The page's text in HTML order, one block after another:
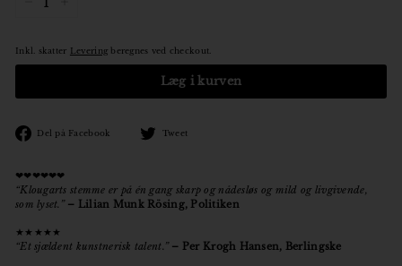
Inkl. skatter Levering beregnes ved checkout.
Læg i kurven
Del på Facebook
Den
Tweet
❤❤❤❤❤❤
“Klougarts stemme er på én gang skarp og nådesløs og mild og livgivende,
som lyset.” – Lilian Munk Rösing, Politiken
★★★★★
“Et sjældent kunstnerisk talent.” – Per Krogh Hansen, Berlingske